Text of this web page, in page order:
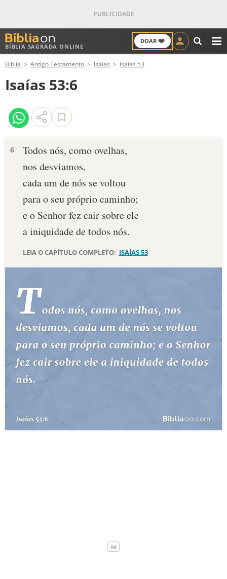
BÍBLIA SAGRADA ONLINE
DOAR ❤️
ANTIGO TESTAMENTO
NOVO TESTAMENTO
VERSÍCULOS
PALAVRA DO DIA
DEVOCIONAL DIÁRIO
ESBOÇOS DE PREGAÇÃO
TEMAS
PERGUNTE À BÍBLIA IA
TERMO BÍBLICO
LOJA BÍBLIAON
Bíblia Antigo Testamento Isaías Isaías 53
Isaías 53:6
6
Todos nós, como ovelhas,
nos desviamos,
cada um de nós se voltou
para o seu próprio caminho;
e o Senhor fez cair sobre ele
a iniquidade de todos nós.
LEIA O CAPÍTULO COMPLETO: ISAÍAS 53